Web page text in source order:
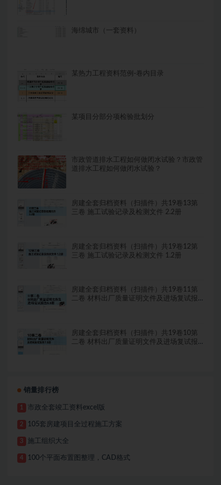
海绵城市（一套资料）
某热力工程资料范例-卷内目录
某项目分部分项检验批划分
市政管道排水工程如何做闭水试验？市政管
道排水工程如何做闭水试验？
房建全套归档资料（扫描件）共19卷13第
三卷 施工试验记录及检测文件 2.2册
房建全套归档资料（扫描件）共19卷12第
三卷 施工试验记录及检测文件 1.2册
房建全套归档资料（扫描件）共19卷11第
二卷 材料出厂质量证明文件及进场复试报
房建全套归档资料（扫描件）共19卷10第
二卷 材料出厂质量证明文件及进场复试报
销量排行榜
1 市政全套竣工资料excel版
2 105套房建项目全过程施工方案
3 施工组织大全
4 100个平面布置图整理，CAD格式